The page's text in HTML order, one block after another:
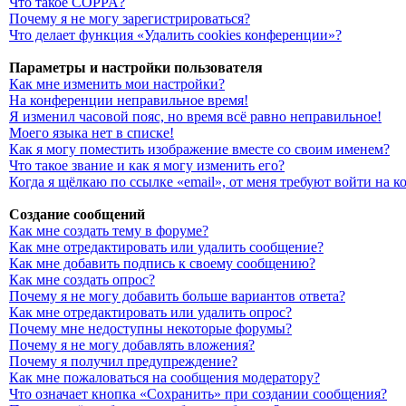
Почему я не могу зарегистрироваться?
Что делает функция «Удалить cookies конференции»?
Параметры и настройки пользователя
Как мне изменить мои настройки?
На конференции неправильное время!
Я изменил часовой пояс, но время всё равно неправильное!
Моего языка нет в списке!
Как я могу поместить изображение вместе со своим именем?
Что такое звание и как я могу изменить его?
Когда я щёлкаю по ссылке «email», от меня требуют войти на
Создание сообщений
Как мне создать тему в форуме?
Как мне отредактировать или удалить сообщение?
Как мне добавить подпись к своему сообщению?
Как мне создать опрос?
Почему я не могу добавить больше вариантов ответа?
Как мне отредактировать или удалить опрос?
Почему мне недоступны некоторые форумы?
Почему я не могу добавлять вложения?
Почему я получил предупреждение?
Как мне пожаловаться на сообщения модератору?
Что означает кнопка «Сохранить» при создании сообщения?